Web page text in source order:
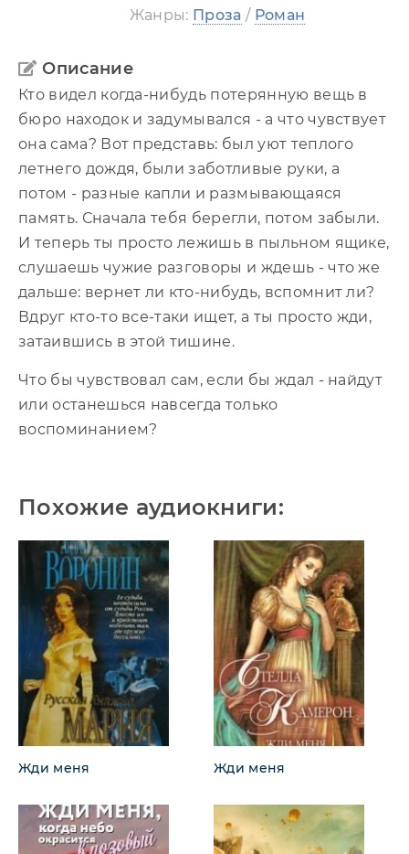
Жанры: Проза / Роман
Описание
Кто видел когда-нибудь потерянную вещь в
бюро находок и задумывался - а что чувствует
она сама? Вот представь: был уют теплого
летнего дождя, были заботливые руки, а
потом - разные капли и размывающаяся
память. Сначала тебя берегли, потом забыли.
И теперь ты просто лежишь в пыльном ящике,
слушаешь чужие разговоры и ждешь - что же
дальше: вернет ли кто-нибудь, вспомнит ли?
Вдруг кто-то все-таки ищет, а ты просто жди,
затаившись в этой тишине.
Что бы чувствовал сам, если бы ждал - найдут
или останешься навсегда только
воспоминанием?
Похожие аудиокниги:
Жди меня Жди меня